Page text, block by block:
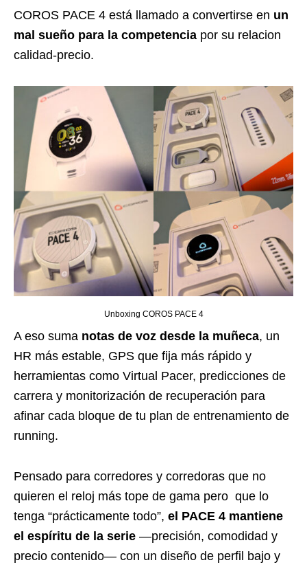
COROS PACE 4 está llamado a convertirse en un
mal sueño para la competencia por su relacion
calidad-precio.
Unboxing COROS PACE 4
A eso suma notas de voz desde la muñeca, un
HR más estable, GPS que fija más rápido y
herramientas como Virtual Pacer, predicciones de
carrera y monitorización de recuperación para
afinar cada bloque de tu plan de entrenamiento de
running.
Pensado para corredores y corredoras que no
quieren el reloj más tope de gama pero que lo
tenga “prácticamente todo”, el PACE 4 mantiene
el espíritu de la serie —precisión, comodidad y
precio contenido— con un diseño de perfil bajo y